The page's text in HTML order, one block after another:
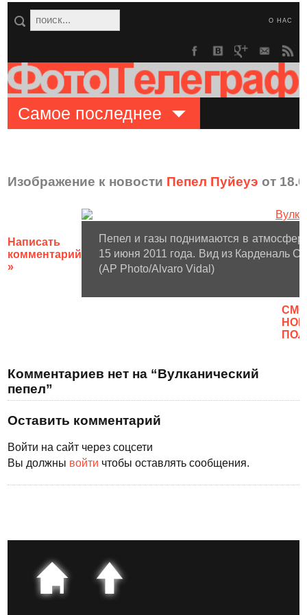
О НАС
Самое последнее
Изображение к новости Пепел Пуйеуэ от
Написать
комментарий
»
Пепел и газы поднимаются в
15 июня 2011 года. Вид из Карденаль
(AP Photo/Alvaro Vidal)
Комментариев нет на “Вулканический
пепел”
Оставить комментарий
Войти на сайт через соцсети
Вы должны войти чтобы оставлять сообщения.